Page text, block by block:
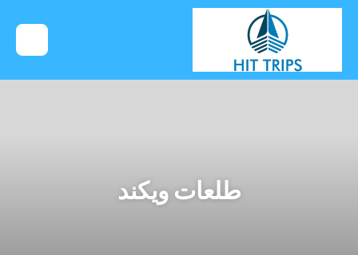
طلعات ويكند